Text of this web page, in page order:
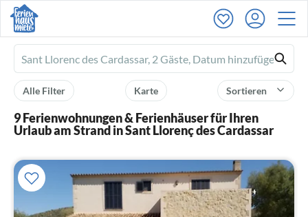
Ferienhausmiete
logo
Sortieren
Karte
Alle Filter
9 Ferienwohnungen & Ferienhäuser für Ihren
Urlaub am Strand in Sant Llorenç des Cardassar